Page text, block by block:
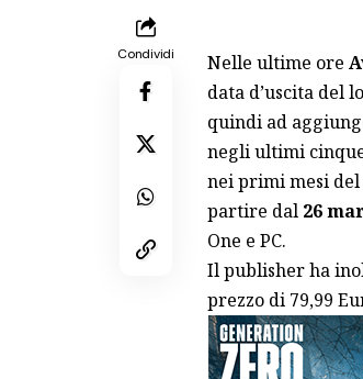
Condividi Nelle ultime ore
data d’uscita del
quindi ad
negli ultimi
nei primi mesi
partire dal 26
One e PC.
Il publisher ha
prezzo di 79,99